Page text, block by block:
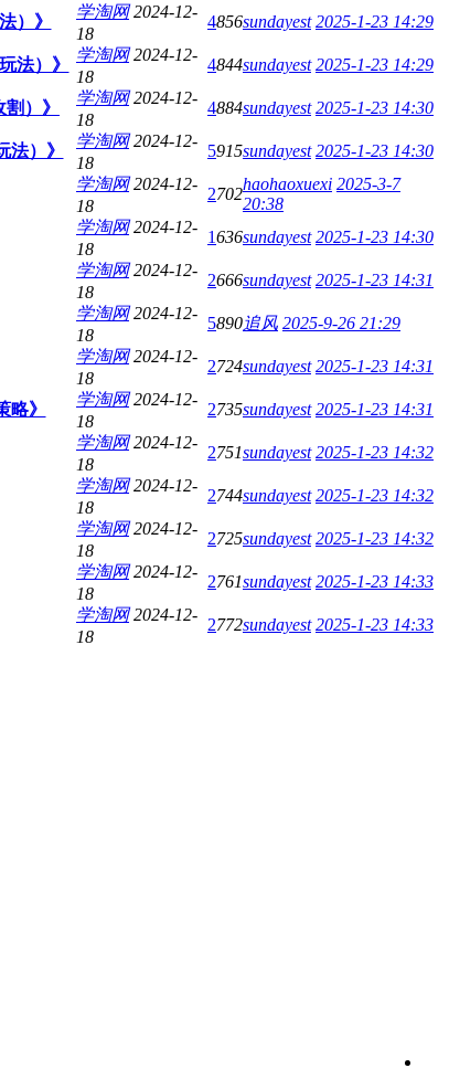
）》
学淘网 2024-12-
18
4856sundayest 2025-1-23 14:29
法）》
学淘网 2024-12-
18
4844sundayest 2025-1-23 14:29
）》
学淘网 2024-12-
18
4884sundayest 2025-1-23 14:30
）》
学淘网 2024-12-
18
5915sundayest 2025-1-23 14:30
学淘网 2024-12-
18
2702
haohaoxuexi 2025-3-7
20:38
学淘网 2024-12-
18
1636sundayest 2025-1-23 14:30
学淘网 2024-12-
18
2666sundayest 2025-1-23 14:31
学淘网 2024-12-
18
5890追风 2025-9-26 21:29
学淘网 2024-12-
18
2724sundayest 2025-1-23 14:31
》
学淘网 2024-12-
18
2735sundayest 2025-1-23 14:31
学淘网 2024-12-
18
2751sundayest 2025-1-23 14:32
学淘网 2024-12-
18
2744sundayest 2025-1-23 14:32
学淘网 2024-12-
18
2725sundayest 2025-1-23 14:32
学淘网 2024-12-
18
2761sundayest 2025-1-23 14:33
学淘网 2024-12-
18
2772sundayest 2025-1-23 14:33